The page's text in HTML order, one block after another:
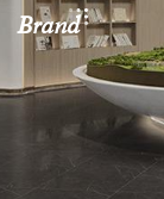
Brand